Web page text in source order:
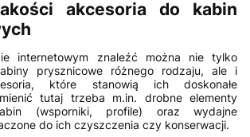
akcesoria do kabin
internetowym znaleźć można nie tylko
prysznicowe różnego rodzaju, ale i
które stanowią ich doskonałe
tutaj trzeba m.in. drobne elementy
(wsporniki, profile) oraz wydajne
do ich czyszczenia czy konserwacji.